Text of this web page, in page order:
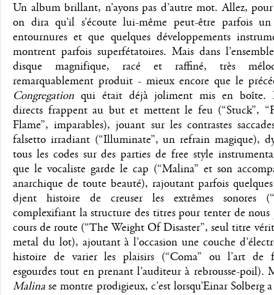
Un album brillant, n’ayons pas d’autre mot. Allez,
on dira qu’il s’écoute lui-même peut-être parfois
entournures et que quelques développements
montrent parfois superfétatoires. Mais dans
disque magnifique, racé et raffiné, très
remarquablement produit - mieux encore que le
Congregation qui était déjà joliment mis en boîte.
directs frappent au but et mettent le feu (“Stuck”,
Flame”, imparables), jouant sur les contrastes
falsetto irradiant (“Illuminate”, un refrain magique),
tous les codes sur des parties de free style
que le vocaliste garde le cap (“Malina” et son
anarchique de toute beauté), rajoutant parfois
djent histoire de creuser les extrêmes sonores
complexifiant la structure des titres pour tenter de nous
cours de route (“The Weight Of Disaster”, seul titre
metal du lot), ajoutant à l’occasion une couche
histoire de varier les plaisirs (“Coma” ou l’art de
esgourdes tout en prenant l’auditeur à rebrousse-poil).
Malina se montre prodigieux, c’est lorsqu’Einar Solberg